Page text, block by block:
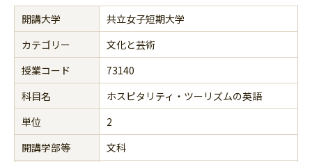
開講大学
共立女子短期大学
カテゴリー
文化と芸術
授業コード
73140
科目名
ホスピタリティ・ツーリズムの英語
単位
2
開講学部等
文科